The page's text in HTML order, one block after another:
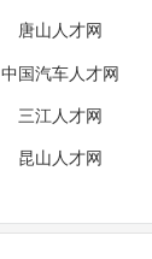
唐山人才网
中国汽车人才网
三江人才网
昆山人才网